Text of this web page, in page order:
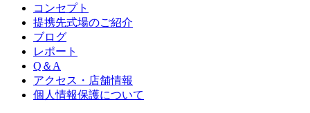
コンセプト
提携先式場のご紹介
ブログ
レポート
Q＆A
アクセス・店舗情報
個人情報保護について